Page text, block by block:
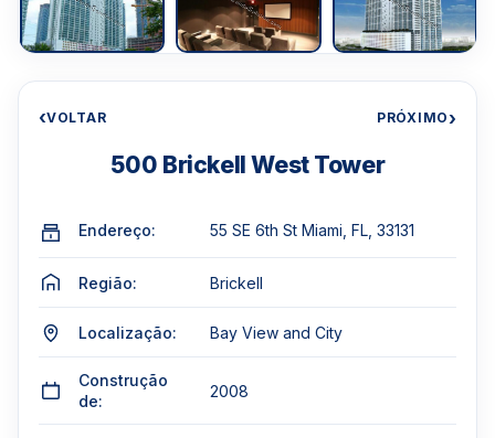
‹VOLTAR PRÓXIMO›
500 Brickell West Tower
Endereço: 55 SE 6th St Miami, FL, 33131
Região: Brickell
Localização: Bay View and City
Construção
de:
2008